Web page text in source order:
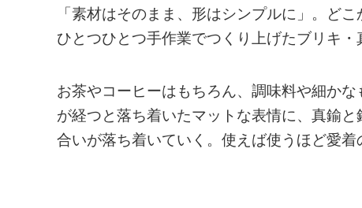
「素材はそのまま、形はシンプルに」。ど
ひとつひとつ手作業でつくり上げたブリキ・
お茶やコーヒーはもちろん、調味料や細か
が経つと落ち着いたマットな表情に、真鍮
合いが落ち着いていく。使えば使うほど愛着